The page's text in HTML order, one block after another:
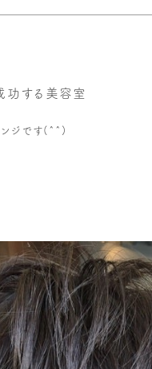
功する美容室
ンジです(^^)